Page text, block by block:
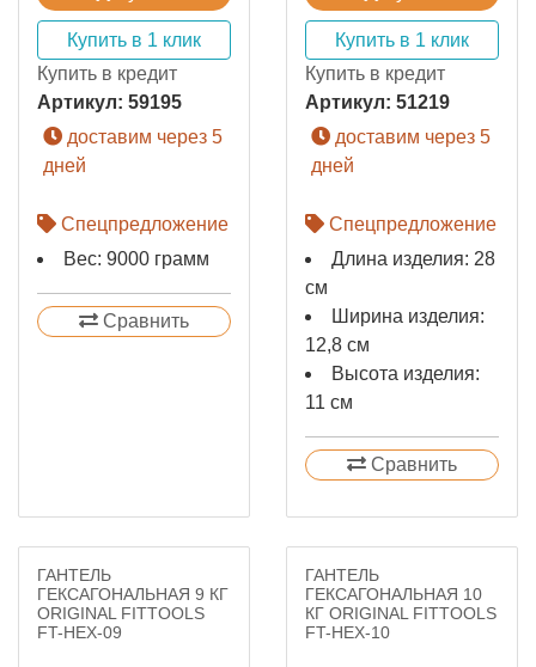
Купить в 1 клик
Купить в кредит
Артикул: 59195
доставим через 5
дней
Спецпредложение
Вес: 9000 грамм
Сравнить
Купить в 1 клик
Купить в кредит
Артикул: 51219
доставим через 5
дней
Спецпредложение
Длина изделия: 28
см
Ширина изделия:
12,8 см
Высота изделия:
11 см
Сравнить
ГАНТЕЛЬ
ГЕКСАГОНАЛЬНАЯ 9 КГ
ORIGINAL FITTOOLS
FT-HEX-09
ГАНТЕЛЬ
ГЕКСАГОНАЛЬНАЯ 10
КГ ORIGINAL FITTOOLS
FT-HEX-10